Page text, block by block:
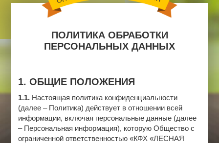
ОПТОМ ОТ ПРОИ ЗВОДИ
ПОЛИТИКА ОБРАБОТКИ
ПЕРСОНАЛЬНЫХ ДАННЫХ
1. ОБЩИЕ ПОЛОЖЕНИЯ
1.1. Настоящая политика конфиденциальности
(далее – Политика) действует в отношении всей
информации, включая персональные данные (далее
– Персональная информация), которую Общество с
ограниченной ответственностью «КФХ «ЛЕСНАЯ